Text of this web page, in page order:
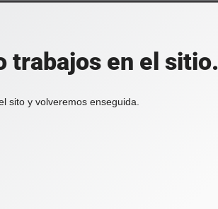
trabajos en el sitio.
sito y volveremos enseguida.